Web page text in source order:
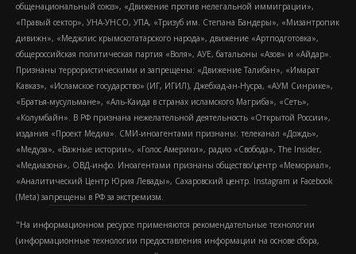
общенациональный союз», «Движение против нелегальной иммиграции»,
«Правый сектор», УНА-УНСО, УПА, «Тризуб им. Степана Бандеры», «Мизантропик
дивижн», «Меджлис крымскотатарского народа», движение «Артподготовка»,
общероссийская политическая партия «Воля», АУЕ, батальоны «Азов» и «Айдар».
Признаны террористическими и запрещены: «Движение Талибан», «Имарат
Кавказ», «Исламское государство» (ИГ, ИГИЛ), Джебхад-ан-Нусра, «АУМ Синрике»,
«Братья-мусульмане», «Аль-Каида в странах исламского Магриба», «Сеть»,
«Колумбайн». В РФ признана нежелательной деятельность «Открытой России»,
издания «Проект Медиа». СМИ-иноагентами признаны: телеканал «Дождь»,
«Медуза», «Важные истории», «Голос Америки», радио «Свобода», The Insider,
«Медиазона», ОВД-инфо. Иноагентами признаны общество/центр «Мемориал»,
«Аналитический Центр Юрия Левады», Сахаровский центр. Instagram и Facebook
(Metа) запрещены в РФ за экстремизм.
"На информационном ресурсе применяются рекомендательные технологии
(информационные технологии предоставления информации на основе сбора,